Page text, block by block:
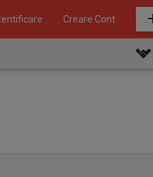
Creare Cont